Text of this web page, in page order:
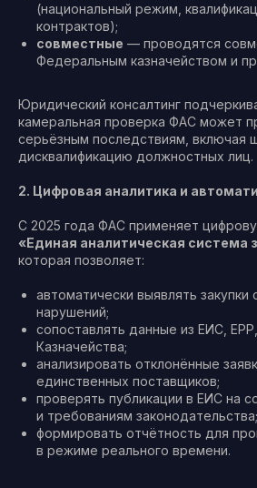
(национальный режим,
контрактов);
совместные — проводятся
Федеральным казначейством и
Юридический консалтинг
камеральная проверка ФАС может
серьёзным последствиям, включая
дисквалификацию должностных лиц.
2. Цифровая аналитика и
С 2025 года ФАС применяет
«Единая аналитическая система
которая позволяет:
автоматически выявлять закупки
нарушений;
сопоставлять данные из ЕИС,
Казначейства;
анализировать отклонённые
единственных поставщиков;
проверять публикации в ЕИС на
и требованиям законодательства;
формировать отчётность для
в режиме реального времени.